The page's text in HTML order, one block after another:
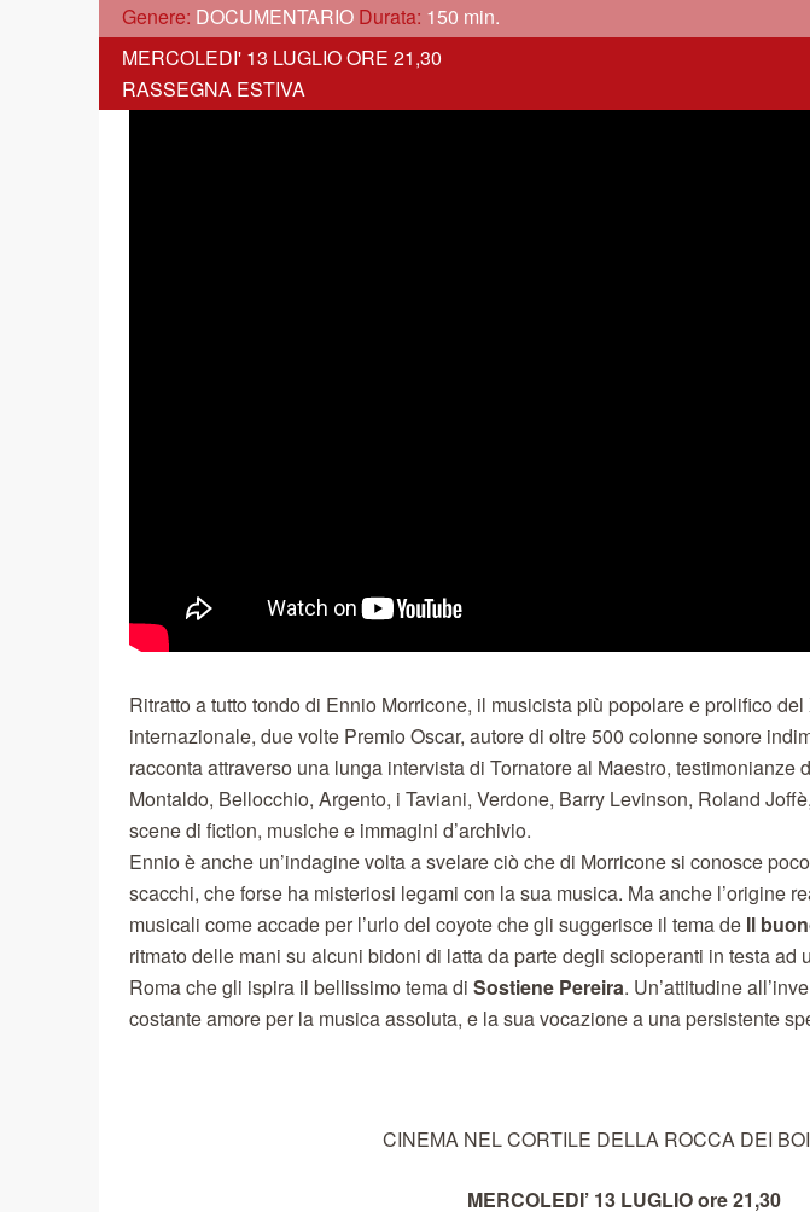
Genere: DOCUMENTARIO Durata: 150 min.
MERCOLEDI' 13 LUGLIO ORE 21,30
RASSEGNA ESTIVA
Ritratto a tutto tondo di Ennio Morricone, il musicista più popolare e prolifico
internazionale, due volte Premio Oscar, autore di oltre 500 colonne sonore
racconta attraverso una lunga intervista di Tornatore al Maestro, testimonianze
Montaldo, Bellocchio, Argento, i Taviani, Verdone, Barry Levinson, Roland
scene di fiction, musiche e immagini d’archivio.
Ennio è anche un’indagine volta a svelare ciò che di Morricone si conosce
scacchi, che forse ha misteriosi legami con la sua musica. Ma anche l’origine
musicali come accade per l’urlo del coyote che gli suggerisce il tema de Il
ritmato delle mani su alcuni bidoni di latta da parte degli scioperanti in testa ad
Roma che gli ispira il bellissimo tema di Sostiene Pereira. Un’attitudine
costante amore per la musica assoluta, e la sua vocazione a una persistente
CINEMA NEL CORTILE DELLA ROCCA DEI
MERCOLEDI’ 13 LUGLIO ore 21,30